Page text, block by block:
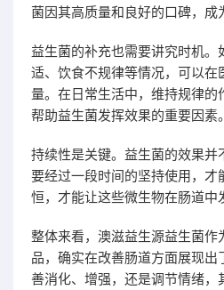
菌因其高质量和良好的口碑，成
益生菌的补充也需要讲究时机
适、饮食不规律等情况，可以在
量。在日常生活中，维持规律的
帮助益生菌发挥效果的重要因素。
持续性是关键。益生菌的效果并
要经过一段时间的坚持使用，才
恒，才能让这些微生物在肠道中
整体来看，澳滋益生源益生菌作
品，确实在改善肠道方面展现
善消化、增强，还是调节情绪，